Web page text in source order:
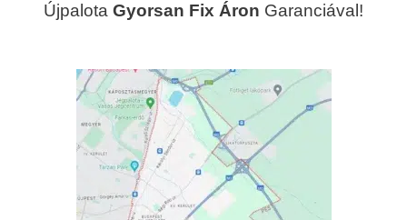
Újpalota Gyorsan Fix Áron Garanciával!